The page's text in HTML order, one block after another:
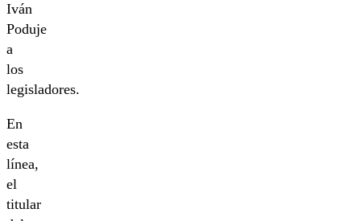
Iván
Poduje
a
los
legisladores.
En
esta
línea,
el
titular